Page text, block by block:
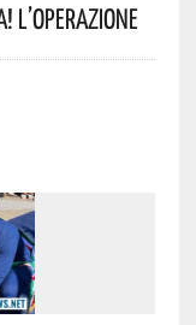
L’operazione